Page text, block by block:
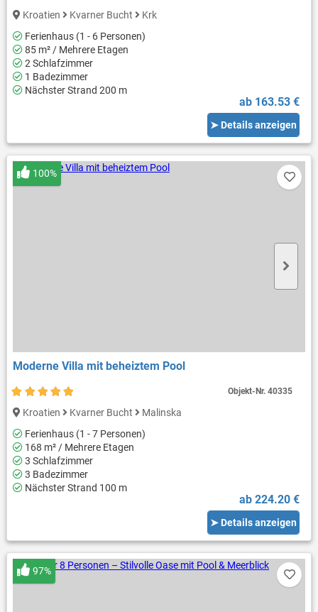
Kroatien Kvarner Bucht
Krk
Ferienhaus (1 - 6 Personen)
85 m² / Mehrere Etagen
2 Schlafzimmer
1 Badezimmer
Nächster Strand 200 m
ab 163.53 €
➤ Details anzeigen
Moderne Villa mit beheiztem Pool
100%
Kroatien Kvarner Bucht
Malinska
Ferienhaus (1 - 7 Personen)
168 m² / Mehrere Etagen
3 Schlafzimmer
3 Badezimmer
Nächster Strand 100 m
ab 224.20 €
➤ Details anzeigen
Objekt-Nr.40335
97%